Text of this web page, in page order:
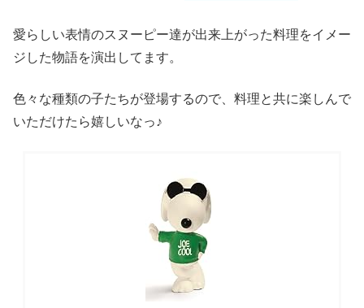
愛らしい表情のスヌーピー達が出来上がった料理をイメー
ジした物語を演出してます。
色々な種類の子たちが登場するので、料理と共に楽しんで
いただけたら嬉しいなっ♪